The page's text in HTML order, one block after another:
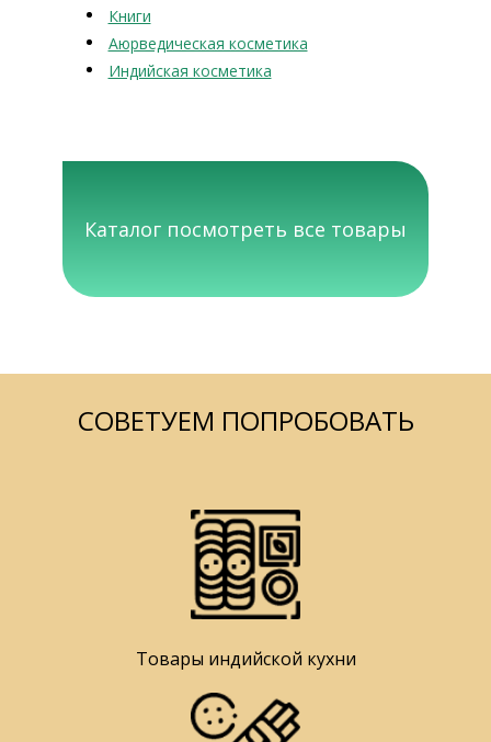
Книги
Аюрведическая косметика
Индийская косметика
Каталог посмотреть все товары
СОВЕТУЕМ ПОПРОБОВАТЬ
Товары индийской кухни